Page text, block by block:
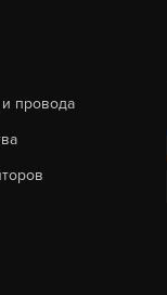
провода